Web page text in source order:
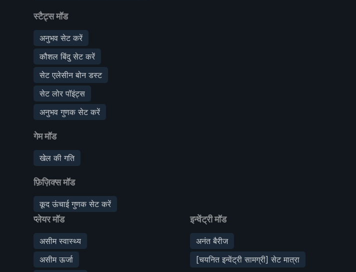
स्टैट्स मॉड
अनुभव सेट करें
कौशल बिंदु सेट करें
सेट एलेसीन बोन डस्ट
सेट लोर पॉइंट्स
अनुभव गुणक सेट करें
गेम मॉड
खेल की गति
फ़िज़िक्स मॉड
कूद ऊंचाई गुणक सेट करें
प्लेयर मॉड
असीम स्वास्थ्य
असीम ऊर्जा
इन्वेंट्री मॉड
अनंत बैरीज
[चयनित इन्वेंट्री सामग्री] सेट मात्रा